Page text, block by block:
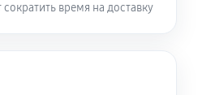
время на доставку